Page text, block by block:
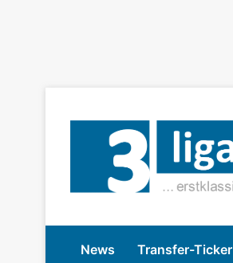
News Transfer-Ticker